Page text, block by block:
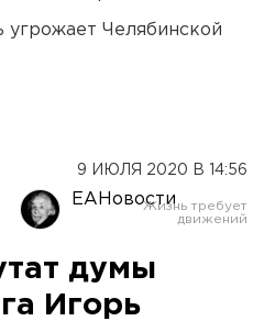
угрожает Челябинской
9 ИЮЛЯ 2020 В 14:56
ЕАНовости
думы
Игорь